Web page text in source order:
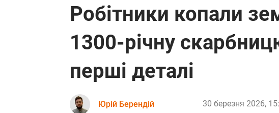
Робітники копали
1300-річну
перші деталі
Юрій Берендій 30 березня 2026,